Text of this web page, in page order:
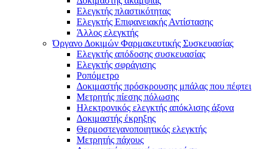
Ελεγκτής πλαστικότητας
Ελεγκτής Επιφανειακής Αντίστασης
Άλλος ελεγκτής
Όργανο Δοκιμών Φαρμακευτικής Συσκευασίας
Ελεγκτής απόδοσης συσκευασίας
Ελεγκτής σφράγισης
Ροπόμετρο
Δοκιμαστής πρόσκρουσης μπάλας που πέφτει
Μετρητής πίεσης πόλωσης
Ηλεκτρονικός ελεγκτής απόκλισης άξονα
Δοκιμαστής έκρηξης
Θερμοστεγανοποιητικός ελεγκτής
Μετρητής πάχους